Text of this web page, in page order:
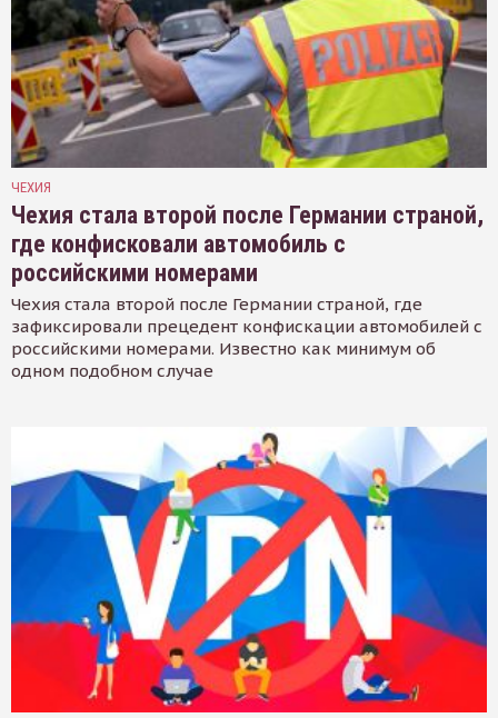
ЧЕХИЯ
Чехия стала второй после Германии страной,
где конфисковали автомобиль с
российскими номерами
Чехия стала второй после Германии страной, где
зафиксировали прецедент конфискации автомобилей с
российскими номерами. Известно как минимум об
одном подобном случае